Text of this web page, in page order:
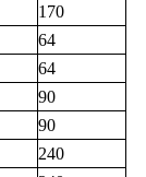
170
64
64
90
90
240